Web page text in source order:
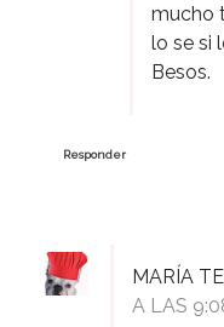
mucho
lo se si
Besos.
Responder
MARÍA
A LAS